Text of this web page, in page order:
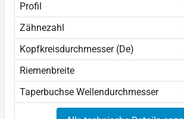
Profil
Zähnezahl
Kopfkreisdurchmesser (De)
Riemenbreite
Taperbuchse Wellendurchmesser